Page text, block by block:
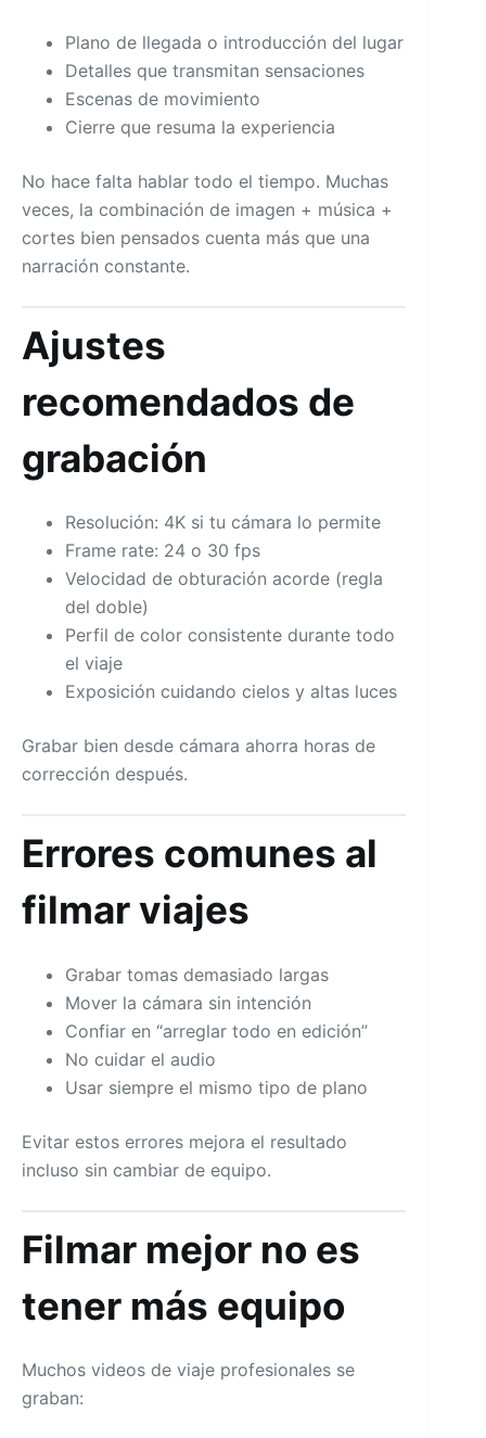
Plano de llegada o introducción del lugar
Detalles que transmitan sensaciones
Escenas de movimiento
Cierre que resuma la experiencia
No hace falta hablar todo el tiempo. Muchas
veces, la combinación de imagen + música +
cortes bien pensados cuenta más que una
narración constante.
Ajustes
recomendados de
grabación
Resolución: 4K si tu cámara lo permite
Frame rate: 24 o 30 fps
Velocidad de obturación acorde (regla
del doble)
Perfil de color consistente durante todo
el viaje
Exposición cuidando cielos y altas luces
Grabar bien desde cámara ahorra horas de
corrección después.
Errores comunes al
filmar viajes
Grabar tomas demasiado largas
Mover la cámara sin intención
Confiar en “arreglar todo en edición”
No cuidar el audio
Usar siempre el mismo tipo de plano
Evitar estos errores mejora el resultado
incluso sin cambiar de equipo.
Filmar mejor no es
tener más equipo
Muchos videos de viaje profesionales se
graban: